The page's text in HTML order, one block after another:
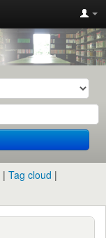
Tag cloud